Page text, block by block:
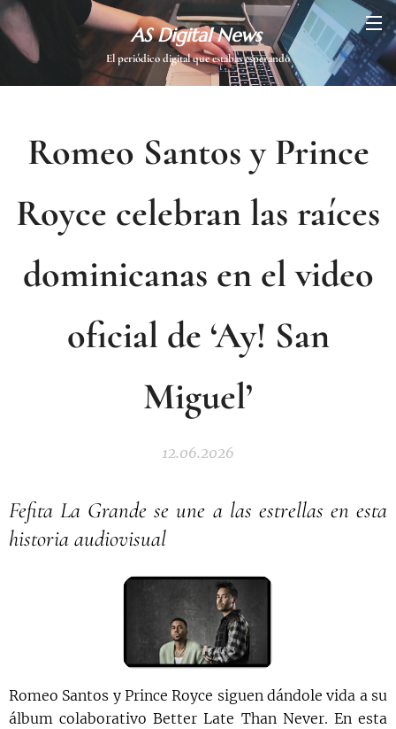
AS Digital News
El periódico digital que estabas esperando
Romeo Santos y Prince
Royce celebran las raíces
dominicanas en el video
oficial de ‘Ay! San
Miguel’
12.06.2026
Fefita La Grande se une a las estrellas en esta
historia audiovisual
Romeo Santos y Prince Royce siguen dándole vida a su
álbum colaborativo Better Late Than Never. En esta